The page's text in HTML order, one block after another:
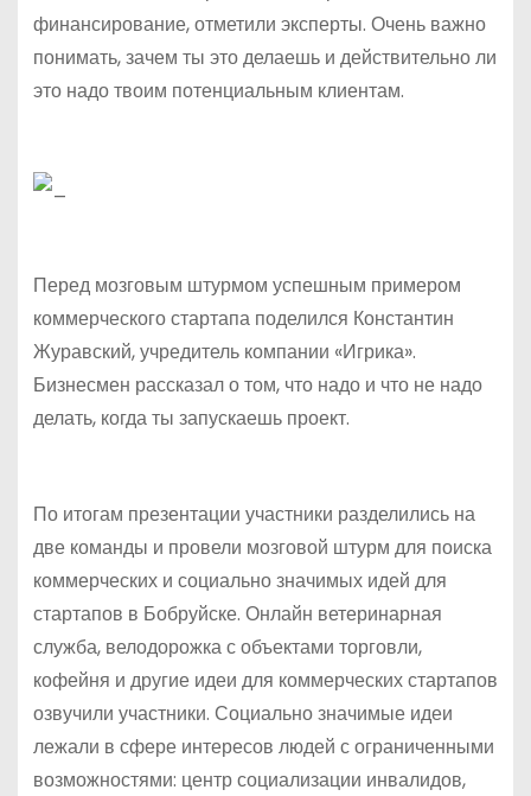
финансирование, отметили эксперты. Очень важно
понимать, зачем ты это делаешь и действительно ли
это надо твоим потенциальным клиентам.
Перед мозговым штурмом успешным примером
коммерческого стартапа поделился Константин
Журавский, учредитель компании «Игрика».
Бизнесмен рассказал о том, что надо и что не надо
делать, когда ты запускаешь проект.
По итогам презентации участники разделились на
две команды и провели мозговой штурм для поиска
коммерческих и социально значимых идей для
стартапов в Бобруйске. Онлайн ветеринарная
служба, велодорожка с объектами торговли,
кофейня и другие идеи для коммерческих стартапов
озвучили участники. Социально значимые идеи
лежали в сфере интересов людей с ограниченными
возможностями: центр социализации инвалидов,